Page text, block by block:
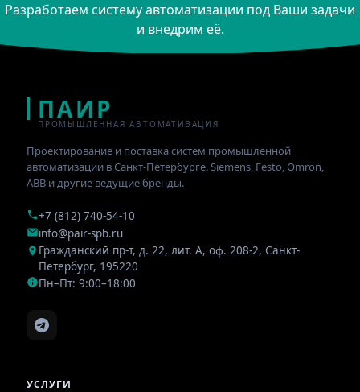
Разработаем систему автоматизации под Ваши задачи
и внедрим её.
ПАИР
ПРОМЫШЛЕННАЯ АВТОМАТИЗАЦИЯ
Проектирование и поставка систем промышленной
автоматизации в Санкт-Петербурге. Siemens, Festo, Omron,
ABB и другие ведущие бренды.
+7 (812) 740-54-10
info@pair-spb.ru
Гражданский пр-т, д. 22, лит. А, оф. 208-2, Санкт-
Петербург, 195220
Пн–Пт: 9:00–18:00
УСЛУГИ